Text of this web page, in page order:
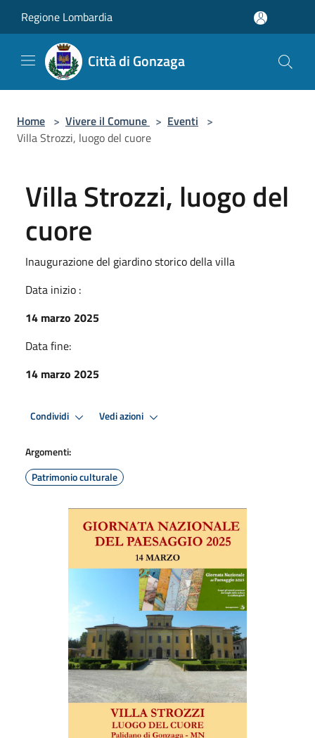
Regione Lombardia
Città di Gonzaga
Home > Vivere il Comune > Eventi >
Villa Strozzi, luogo del cuore
Villa Strozzi, luogo del
cuore
Inaugurazione del giardino storico della villa
Data inizio :
14 marzo 2025
Data fine:
14 marzo 2025
Condividi Vedi azioni
Argomenti:
Patrimonio culturale